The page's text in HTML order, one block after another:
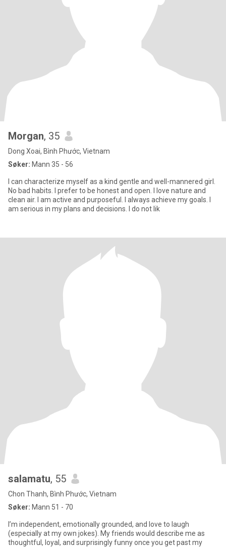
Morgan, 35
Dong Xoai, Bình Phước, Vietnam
Søker: Mann 35 - 56
I can characterize myself as a kind gentle and well-mannered girl.
No bad habits. I prefer to be honest and open. I love nature and
clean air. I am active and purposeful. I always achieve my goals. I
am serious in my plans and decisions. I do not lik
salamatu, 55
Chon Thanh, Bình Phước, Vietnam
Søker: Mann 51 - 70
I’m independent, emotionally grounded, and love to laugh
(especially at my own jokes). My friends would describe me as
thoughtful, loyal, and surprisingly funny once you get past my